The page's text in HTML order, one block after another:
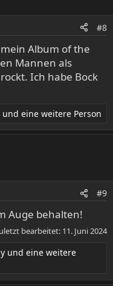
#8
Album of the
Mannen als
Ich habe Bock
und eine weitere Person
#9
Auge behalten!
bearbeitet: 11. Juni 2024
und eine weitere